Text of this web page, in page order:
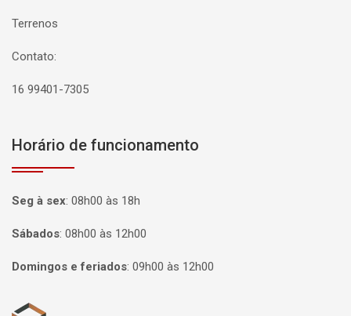
Terrenos
Contato:
16 99401-7305
Horário de funcionamento
Seg à sex: 08h00 às 18h
Sábados: 08h00 às 12h00
Domingos e feriados: 09h00 às 12h00